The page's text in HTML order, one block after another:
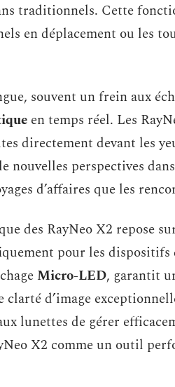
traditionnels. Cette
en déplacement ou les
souvent un frein aux
en temps réel. Les
directement devant les
nouvelles perspectives
d’affaires que les
des RayNeo X2 repose
pour les
Micro-LED, garantit
d’image
lunettes de gérer
X2 comme un outil